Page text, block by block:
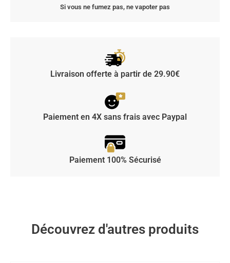
Si vous ne fumez pas, ne vapoter pas
Livraison offerte à partir de 29.90€
Paiement en 4X sans frais avec Paypal
Paiement 100% Sécurisé
Découvrez d'autres produits